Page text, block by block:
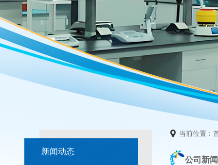
新闻动态
当前位置：
公司新闻